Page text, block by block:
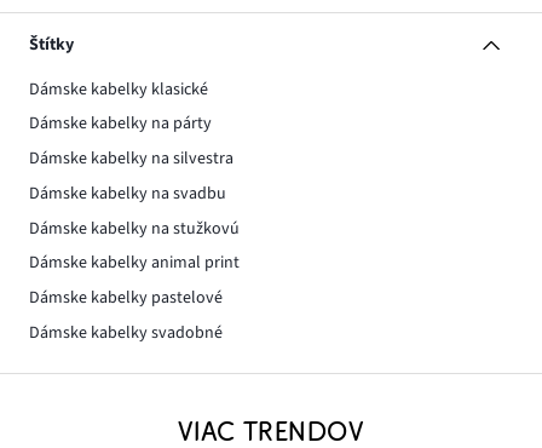
Štítky
Dámske kabelky klasické
Dámske kabelky na párty
Dámske kabelky na silvestra
Dámske kabelky na svadbu
Dámske kabelky na stužkovú
Dámske kabelky animal print
Dámske kabelky pastelové
Dámske kabelky svadobné
VIAC TRENDOV